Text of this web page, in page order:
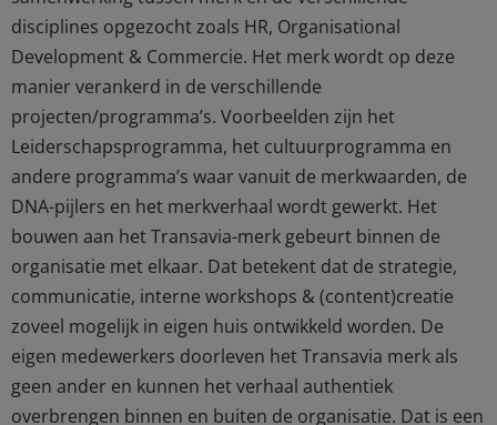
disciplines opgezocht zoals HR, Organisational
Development & Commercie. Het merk wordt op deze
manier verankerd in de verschillende
projecten/programma’s. Voorbeelden zijn het
Leiderschapsprogramma, het cultuurprogramma en
andere programma’s waar vanuit de merkwaarden, de
DNA-pijlers en het merkverhaal wordt gewerkt. Het
bouwen aan het Transavia-merk gebeurt binnen de
organisatie met elkaar. Dat betekent dat de strategie,
communicatie, interne workshops & (content)creatie
zoveel mogelijk in eigen huis ontwikkeld worden. De
eigen medewerkers doorleven het Transavia merk als
geen ander en kunnen het verhaal authentiek
overbrengen binnen en buiten de organisatie. Dat is een